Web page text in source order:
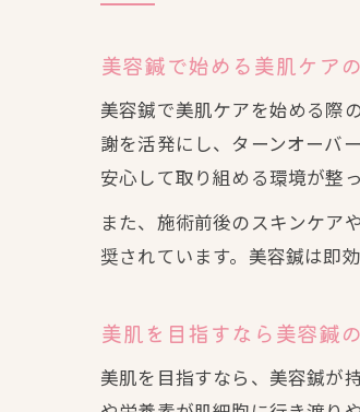
美容鍼で始める美肌ケア
美容鍼で美肌ケアを始める際
謝を活発にし、ターンオーバ
安心して取り組める環境が整っ
また、施術前後のスキンケア
奨されています。美容鍼は即
美肌を目指すなら美容鍼
美肌を目指すなら、美容鍼が